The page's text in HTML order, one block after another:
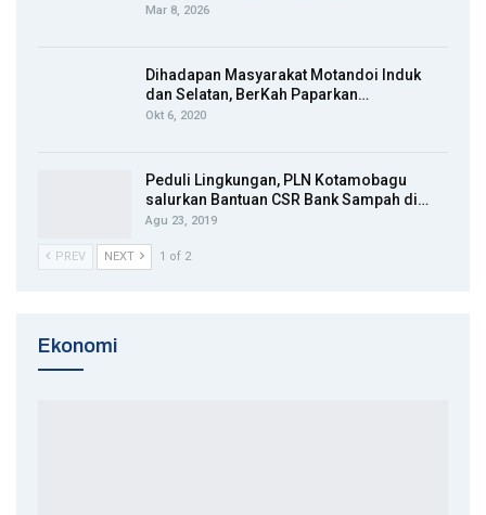
Mar 8, 2026
Dihadapan Masyarakat Motandoi Induk
dan Selatan, BerKah Paparkan…
Okt 6, 2020
Peduli Lingkungan, PLN Kotamobagu
salurkan Bantuan CSR Bank Sampah di…
Agu 23, 2019
PREV NEXT 1 of 2
Ekonomi